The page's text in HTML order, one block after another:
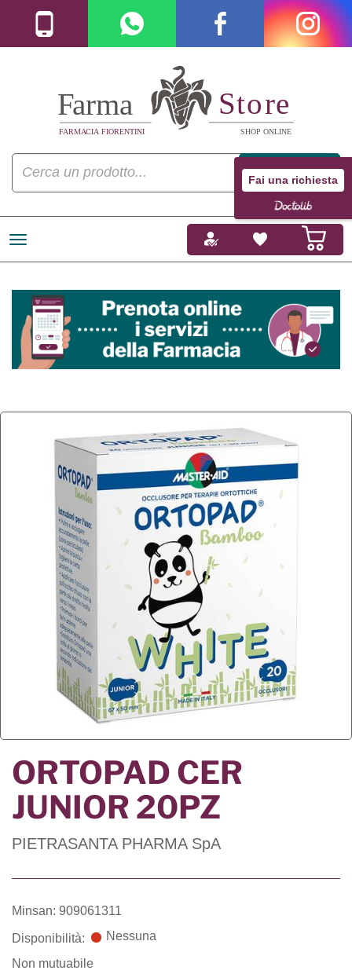
Fai una richiesta
ORTOPAD CER
JUNIOR 20PZ
PIETRASANTA PHARMA SpA
Minsan: 909061311
Disponibilità: Nessuna
Non mutuabile